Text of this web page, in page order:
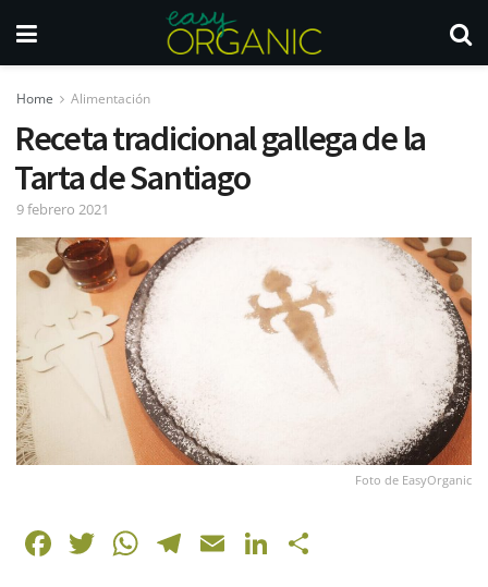
Home Alimentación
Receta tradicional gallega de la
Tarta de Santiago
9 febrero 2021
Foto de EasyOrganic
F T W T E Li